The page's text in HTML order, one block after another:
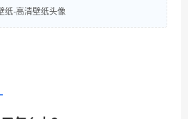
纸-高清壁纸头像